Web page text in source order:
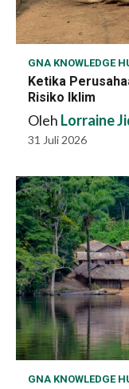
GNA KNOWLEDGE
Ketika
Risiko Iklim
Oleh Lorraine
31 Juli 2026
GNA KNOWLEDGE